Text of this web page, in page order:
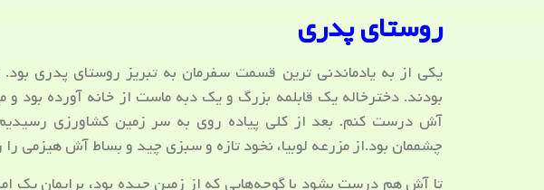
روستای پدری
یکی از به یادماندنی ترین قسمت سفرمان به تبریز روستای پدری بود.
بودند. دخترخاله یک قابلمه بزرگ و یک دبه ماست از خانه آورده بود
آش درست کنم. بعد از کلی پیاده روی به سر زمین کشاورزی
چشممان بود.از مزرعه لوبیا، نخود تازه و سبزی چید و بساط آش هیزمی را
تا آش هم درست بشود با گوجه‌هایی که از زمین چیده بود، برایمان